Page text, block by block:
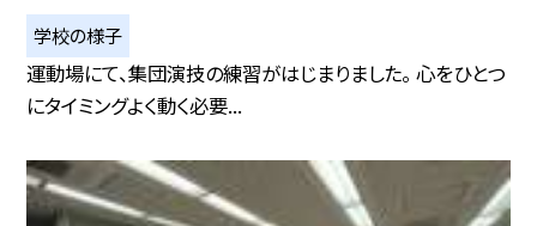
学校の様子
運動場にて、集団演技の練習がはじまりました。 心をひとつ
にタイミングよく動く必要...